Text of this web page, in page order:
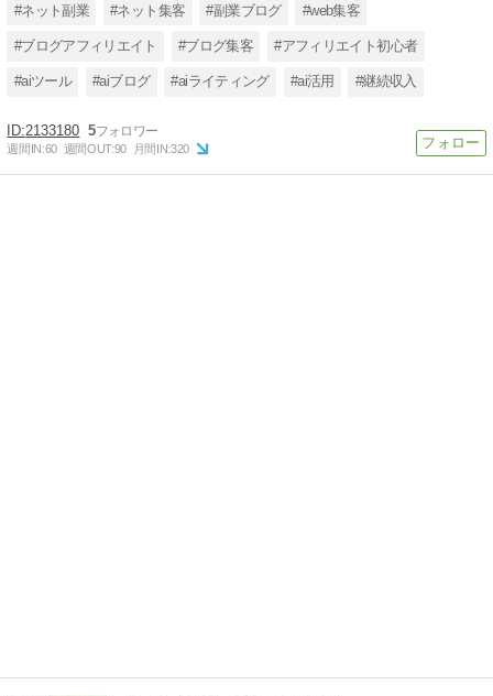
#ネット副業 #ネット集客 #副業ブログ #web集客
#ブログアフィリエイト #ブログ集客 #アフィリエイト初心者
#aiツール #aiブログ #aiライティング #ai活用 #継続収入
2133180 5
週間IN:60 週間OUT:90 月間IN:320